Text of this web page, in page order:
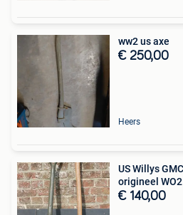
ww2 us axe
€ 250,00
Heers
US Willys GMC Dodge WW2 Schop, bijl
origineel WO2
€ 140,00